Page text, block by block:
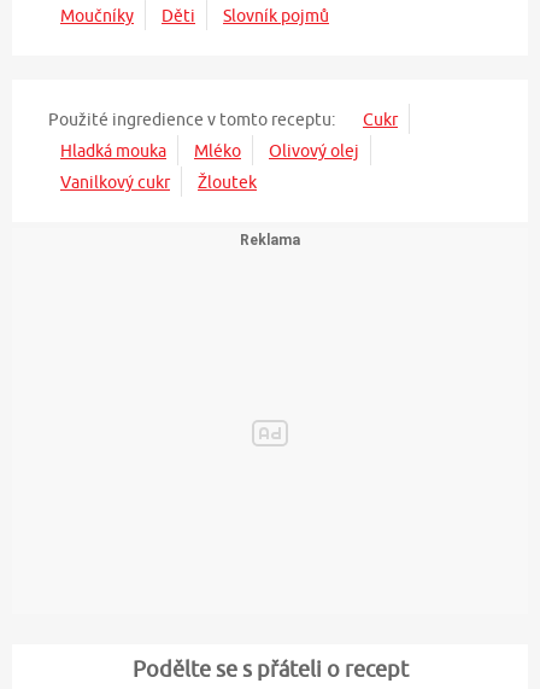
Moučníky Děti Slovník pojmů
Použité ingredience v tomto receptu:
Cukr
Hladká mouka
Mléko
Olivový olej
Vanilkový cukr
Žloutek
Podělte se s přáteli o recept